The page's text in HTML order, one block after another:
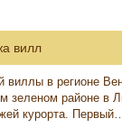
вилл
виллы в регионе
зеленом районе в
курорта.